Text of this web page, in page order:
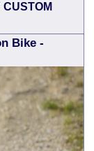
Bike -